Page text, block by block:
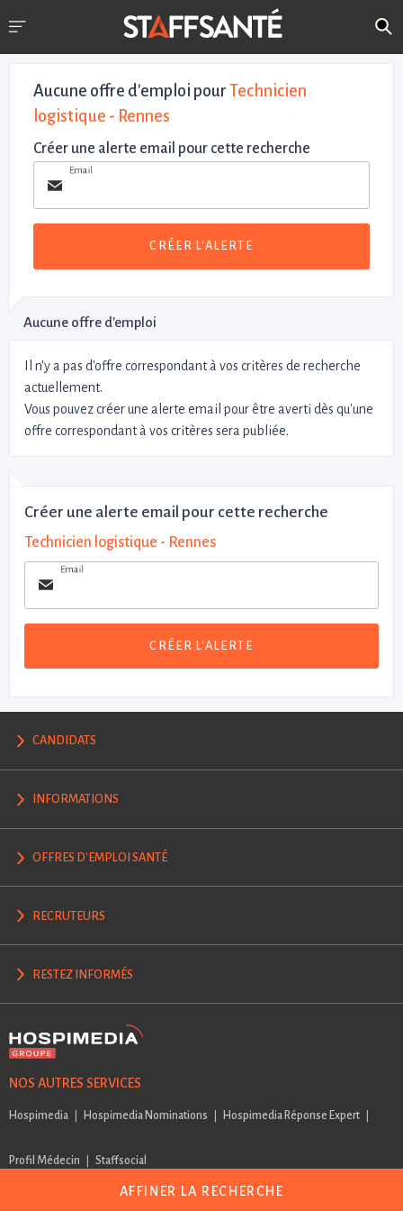
Aucune offre d'emploi pour Technicien
logistique - Rennes
Créer une alerte email pour cette recherche
Email
CRÉER L'ALERTE
Aucune offre d'emploi
Il n'y a pas d'offre correspondant à vos critères de recherche
actuellement.
Vous pouvez créer une alerte email pour être averti dès qu'une
offre correspondant à vos critères sera publiée.
AFFINER LA RECHERCHE
Créer une alerte email pour cette recherche
Technicien logistique - Rennes
Email
CRÉER L'ALERTE
CANDIDATS
INFORMATIONS
OFFRES D'EMPLOI SANTÉ
RECRUTEURS
RESTEZ INFORMÉS
NOS AUTRES SERVICES
Hospimedia Hospimedia Nominations Hospimedia Réponse Expert
Profil Médecin Staffsocial